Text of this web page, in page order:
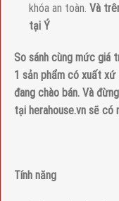
khóa an toàn. Và
tại Ý
So sánh cùng mức giá
1 sản phẩm có xuất
đang chào bán. Và
tại herahouse.vn sẽ có
Tính năng